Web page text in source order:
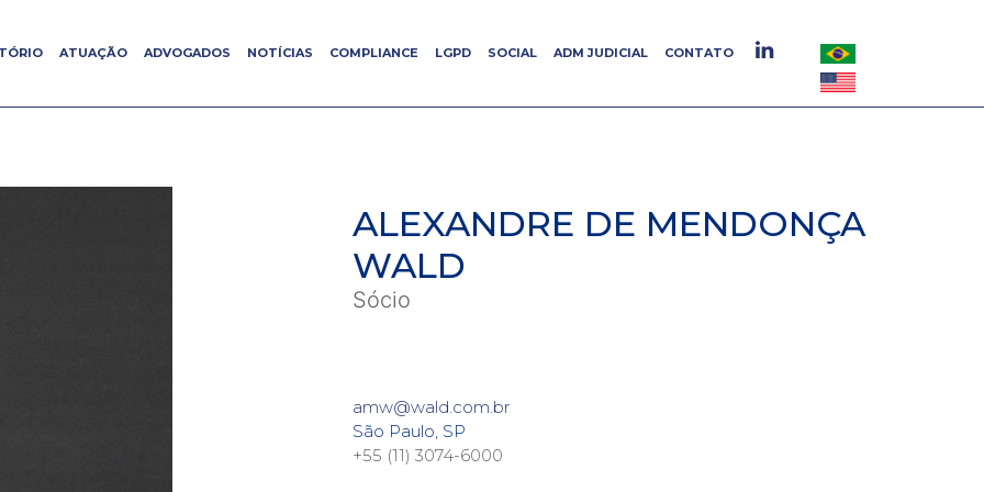
ATUAÇÃO ADVOGADOS NOTÍCIAS COMPLIANCE LGPD SOCIAL ADM JUDICIAL CONTATO
ATUAÇÃO ADVOGADOS NOTÍCIAS COMPLIANCE LGPD SOCIAL ADM JUDICIAL CONTATO
ALEXANDRE DE MENDONÇA
WALD
Sócio
amw@wald.com.br
São Paulo, SP
+55 (11) 3074-6000